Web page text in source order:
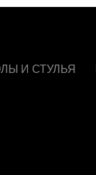
И СТУЛЬЯ